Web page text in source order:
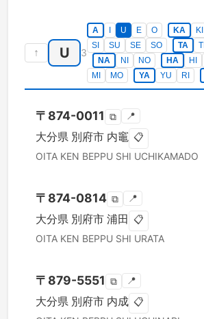
↑ U 3
A U E O KA KI
SI
SU SE SO TA TI
NA
NI NO HA HI
MI
MO YA YU RI
〒 874-0011 ⧉ 📍
大分県 別府市 内竈 📋
OITA KEN BEPPU SHI UCHIKAMADO
〒 874-0814 ⧉ 📍
大分県 別府市 浦田 📋
OITA KEN BEPPU SHI URATA
〒 879-5551 ⧉ 📍
大分県 別府市 内成 📋